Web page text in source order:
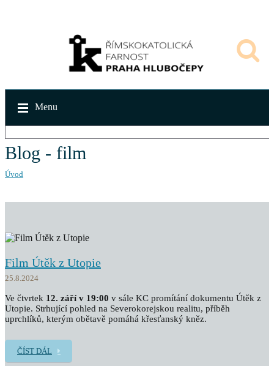
Menu
Blog - film
Úvod
Film Útěk z Utopie
25.8.2024
Ve čtvrtek 12. září v 19:00 v sále KC promítání dokumentu Útěk z
Utopie. Strhující pohled na Severokorejskou realitu, příběh
uprchlíků, kterým obětavě pomáhá křesťanský kněz.
ČÍST DÁL